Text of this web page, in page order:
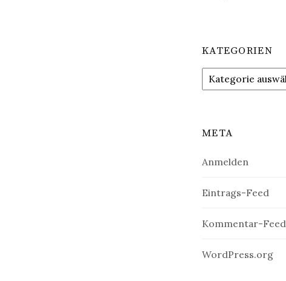
KATEGORIEN
Kategorien
META
Anmelden
Eintrags-Feed
Kommentar-Feed
WordPress.org